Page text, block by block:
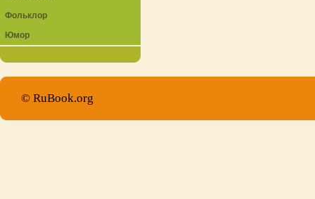
Фольклор
Юмор
© RuBook.org